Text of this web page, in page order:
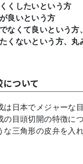
くしたいという方
良いという方
なくて良いという
くないという方、
ついて
日本でメジャーな
の目頭切開の特徴に
三角形の皮弁を入